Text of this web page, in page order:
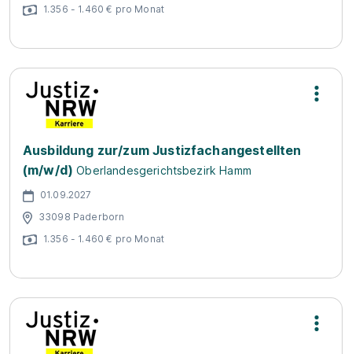
1.356 - 1.460 € pro Monat
Ausbildung zur/zum Justizfachangestellten
(m/w/d) Oberlandesgerichtsbezirk Hamm
01.09.2027
33098 Paderborn
1.356 - 1.460 € pro Monat